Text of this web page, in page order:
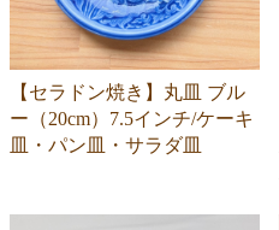
【セラドン焼き】丸皿 ブル
ー（20cm）7.5インチ/ケーキ
皿・パン皿・サラダ皿